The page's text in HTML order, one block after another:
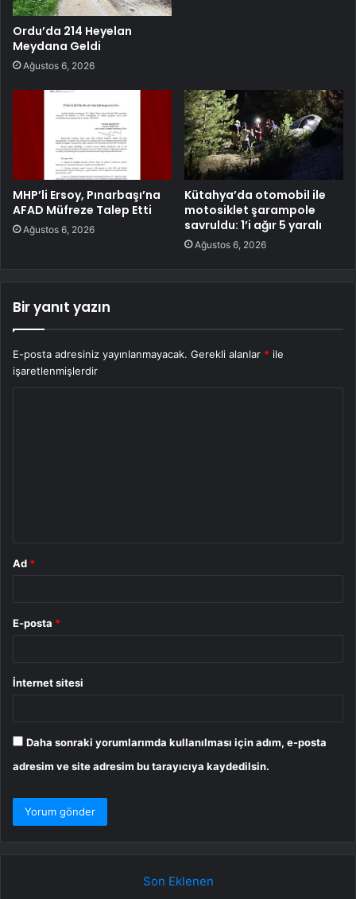
Ordu’da 214 Heyelan
Meydana Geldi
Ağustos 6, 2026
MHP’li Ersoy, Pınarbaşı’na
AFAD Müfreze Talep Etti
Ağustos 6, 2026
Kütahya’da otomobil ile
motosiklet şarampole
savruldu: 1’i ağır 5 yaralı
Ağustos 6, 2026
Bir yanıt yazın
E-posta adresiniz yayınlanmayacak. Gerekli alanlar * ile
işaretlenmişlerdir
Ad *
E-posta *
İnternet sitesi
Daha sonraki yorumlarımda kullanılması için adım, e-posta
adresim ve site adresim bu tarayıcıya kaydedilsin.
Son Eklenen